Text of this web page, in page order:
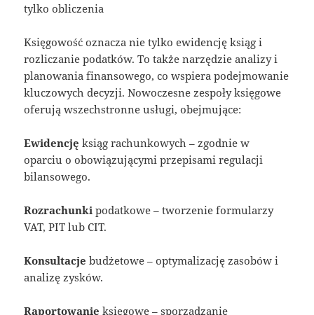
tylko obliczenia
Księgowość oznacza nie tylko ewidencję ksiąg i
rozliczanie podatków. To także narzędzie analizy i
planowania finansowego, co wspiera podejmowanie
kluczowych decyzji. Nowoczesne zespoły księgowe
oferują wszechstronne usługi, obejmujące:
Ewidencję ksiąg rachunkowych – zgodnie w
oparciu o obowiązującymi przepisami regulacji
bilansowego.
Rozrachunki podatkowe – tworzenie formularzy
VAT, PIT lub CIT.
Konsultacje budżetowe – optymalizację zasobów i
analizę zysków.
Raportowanie księgowe – sporządzanie